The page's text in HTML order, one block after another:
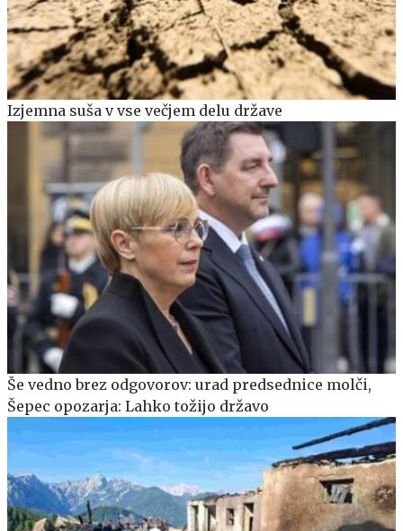
Izjemna suša v vse večjem delu države
Še vedno brez odgovorov: urad predsednice molči,
Šepec opozarja: Lahko tožijo državo